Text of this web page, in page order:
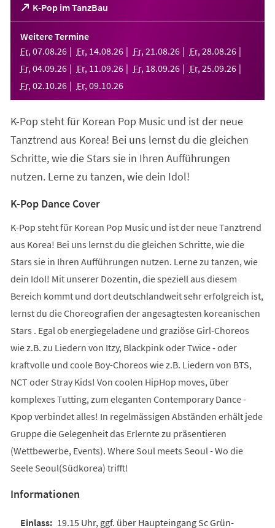
K-Pop im TanzBau
(Öffnet
in
einem
neuen
Tab)
Weitere Termine
Fr, 07.08.26 Fr, 14.08.26 Fr, 21 .08.26 Fr, 28.08.26
Fr, 04.09.26 Fr, 11 .09.26 Fr, 18.09.26 Fr, 25.09.26
Fr, 02.10.26 Fr, 09.10.26
K-Pop steht für Korean Pop Music und ist der neue
Tanztrend aus Korea! Bei uns lernst du die gleichen
Schritte, wie die Stars sie in Ihren Aufführungen
nutzen. Lerne zu tanzen, wie dein Idol!
K-Pop Dance Cover
K-Pop steht für Korean Pop Music und ist der neue Tanztrend
aus Korea! Bei uns lernst du die gleichen Schritte, wie die
Stars sie in Ihren Aufführungen nutzen. Lerne zu tanzen, wie
dein Idol! Mit unserer Dozentin, die speziell aus diesem
Bereich kommt und dort deutschlandweit sehr erfolgreich ist,
lernst du die Choreografien der angesagtesten koreanischen
Stars . Egal ob energiegeladene und graziöse Girl-Choreos
wie z.B. zu Liedern von Itzy, Blackpink oder Twice - oder
kraftvolle und coole Boy-Choreos wie z.B. Liedern von BTS,
NCT oder Stray Kids! Von coolen HipHop moves, über
komplexes Tutting, zum eleganten Contemporary Dance -
Kpop verbindet alles! In regelmässigen Abständen erhält jede
Gruppe die Gelegenheit das Erlernte zu präsentieren
(Wettbewerbe, Events). Where Soul meets Seoul - Wo die
Seele Seoul(Südkorea) trifft!
Informationen
19.15 Uhr, ggf. über Haupteingang Sc Grün-